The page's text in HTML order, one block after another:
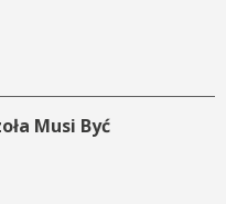
Musi Być